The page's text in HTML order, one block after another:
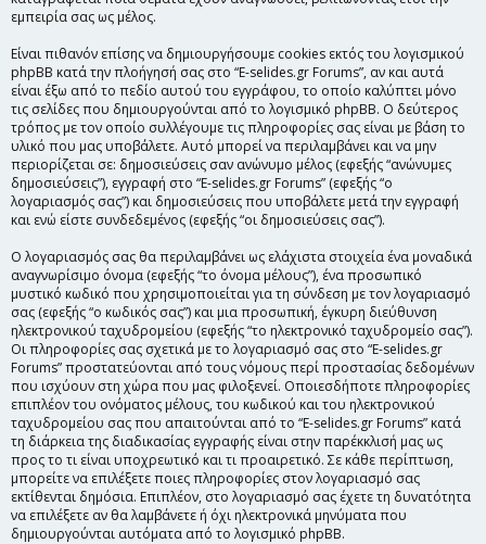
εμπειρία σας ως μέλος.
Είναι πιθανόν επίσης να δημιουργήσουμε cookies εκτός του λογισμικού
phpBB κατά την πλοήγησή σας στο “E-selides.gr Forums”, αν και αυτά
είναι έξω από το πεδίο αυτού του εγγράφου, το οποίο καλύπτει μόνο
τις σελίδες που δημιουργούνται από το λογισμικό phpBB. Ο δεύτερος
τρόπος με τον οποίο συλλέγουμε τις πληροφορίες σας είναι με βάση το
υλικό που μας υποβάλετε. Αυτό μπορεί να περιλαμβάνει και να μην
περιορίζεται σε: δημοσιεύσεις σαν ανώνυμο μέλος (εφεξής “ανώνυμες
δημοσιεύσεις”), εγγραφή στο “E-selides.gr Forums” (εφεξής “ο
λογαριασμός σας”) και δημοσιεύσεις που υποβάλετε μετά την εγγραφή
και ενώ είστε συνδεδεμένος (εφεξής “οι δημοσιεύσεις σας”).
Ο λογαριασμός σας θα περιλαμβάνει ως ελάχιστα στοιχεία ένα μοναδικά
αναγνωρίσιμο όνομα (εφεξής “το όνομα μέλους”), ένα προσωπικό
μυστικό κωδικό που χρησιμοποιείται για τη σύνδεση με τον λογαριασμό
σας (εφεξής “ο κωδικός σας”) και μια προσωπική, έγκυρη διεύθυνση
ηλεκτρονικού ταχυδρομείου (εφεξής “το ηλεκτρονικό ταχυδρομείο σας”).
Οι πληροφορίες σας σχετικά με το λογαριασμό σας στο “E-selides.gr
Forums” προστατεύονται από τους νόμους περί προστασίας δεδομένων
που ισχύουν στη χώρα που μας φιλοξενεί. Οποιεσδήποτε πληροφορίες
επιπλέον του ονόματος μέλους, του κωδικού και του ηλεκτρονικού
ταχυδρομείου σας που απαιτούνται από το “E-selides.gr Forums” κατά
τη διάρκεια της διαδικασίας εγγραφής είναι στην παρέκκλισή μας ως
προς το τι είναι υποχρεωτικό και τι προαιρετικό. Σε κάθε περίπτωση,
μπορείτε να επιλέξετε ποιες πληροφορίες στον λογαριασμό σας
εκτίθενται δημόσια. Επιπλέον, στο λογαριασμό σας έχετε τη δυνατότητα
να επιλέξετε αν θα λαμβάνετε ή όχι ηλεκτρονικά μηνύματα που
δημιουργούνται αυτόματα από το λογισμικό phpBB.